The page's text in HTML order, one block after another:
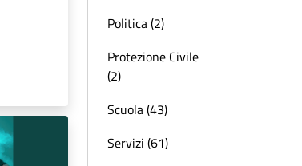
Politica (2)
Protezione Civile
(2)
Scuola (43)
Servizi (61)